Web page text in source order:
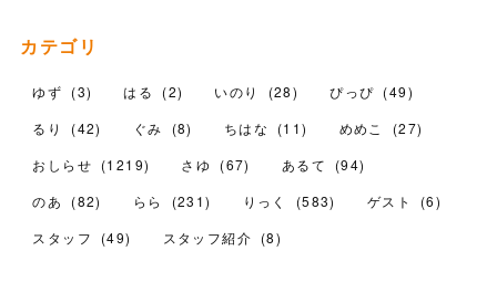
カテゴリ
ゆず (3) はる (2) いのり (28) ぴっぴ (49)
るり
(42) ぐみ (8) ちはな (11) めめこ (27)
おしらせ (1219) さゆ (67) あるて (94)
のあ
(82) らら (231) りっく (583) ゲスト (6)
スタッフ
(49) スタッフ紹介 (8)